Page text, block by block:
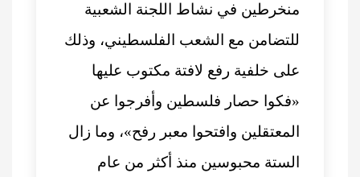
منخرطين في نشاط اللجنة الشعبية
للتضامن مع الشعب الفلسطيني، وذلك
على خلفية رفع لافتة مكتوب عليها
«فكوا حصار فلسطين وأفرجوا عن
المعتقلين وافتحوا معبر رفح»، وما زال
الستة محبوسين منذ أكثر من عام